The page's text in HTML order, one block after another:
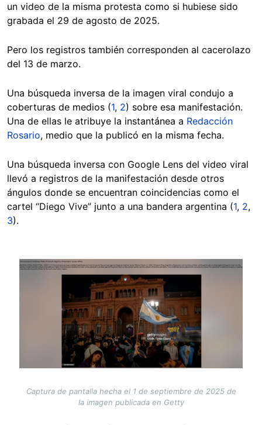
un video de la misma protesta como si hubiese sido
grabada el 29 de agosto de 2025.
Pero los registros también corresponden al cacerolazo
del 13 de marzo.
Una búsqueda inversa de la imagen viral condujo a
coberturas de medios (1, 2) sobre esa manifestación.
Una de ellas le atribuye la instantánea a Redacción
Rosario, medio que la publicó en la misma fecha.
Una búsqueda inversa con Google Lens del video viral
llevó a registros de la manifestación desde otros
ángulos donde se encuentran coincidencias como el
cartel “Diego Vive” junto a una bandera argentina (1, 2,
3).
Image
Captura de pantalla hecha el 1 de septiembre de 2025 de
la imagen publicada en Getty